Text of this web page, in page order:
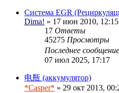
Система EGR
Dima! » 17 июн 2010, 12:15
17 Ответы
45275 Просмотры
Последнее сообщение
07 июл 2025, 17:17
电瓶 (аккумулятор)
*Casper* » 29 окт 2013,